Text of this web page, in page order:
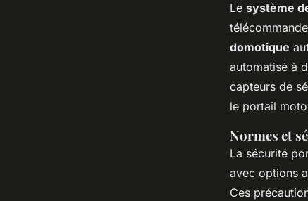
Le système
domotique
automatisé à
capteurs de
le portail
Normes et
La sécurité
avec options
Ces